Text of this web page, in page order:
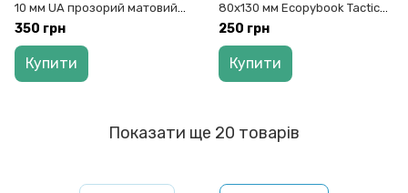
10 мм UA прозорий матовий
гнучкий 228х150 мм
350 грн
Купити
80х130 мм Ecopybook Tactical,
9062889
250 грн
Купити
Показати ще 20 товарів